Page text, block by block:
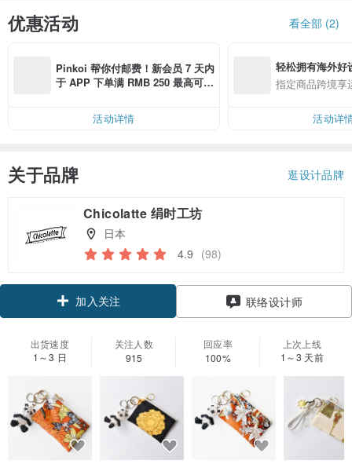
优惠活动 看全部 (2)
Pinkoi 帮你付邮费！新会员 7 天内
于 APP 下单满 RMB 250 最高可折
活动详情
轻松拥有海外好
指定商品跨境享
活动详
关于品牌 逛设计品牌
Chicolatte 绢时工坊
日本
4.9 (98)
加入关注 联络设计师
出货速度
1～3 日
关注人数
915
回应率
100%
上次上线
1～3 天前